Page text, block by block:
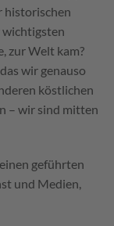
historischen
wichtigsten
zur Welt kam?
wir genauso
köstlichen
– wir sind mitten
geführten
und Medien,